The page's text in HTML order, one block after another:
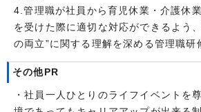
4.管理職が社員から育児休業・介護休
を受けた際に適切な対応ができるよう
の両立”に関する理解を深める管理職研
その他PR
・社員一人ひとりのライフイベントを